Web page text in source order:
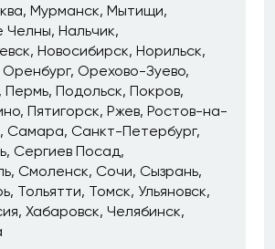
Мурманск Мытищи
Челны Нальчик
Новосибирск Норильск
Оренбург Орехово-Зуево
Пермь Подольск Покров
Пятигорск Ржев Ростов-на-
Самара Санкт-Петербург
Сергиев Посад
Смоленск Сочи Сызрань
Тольятти Томск Ульяновск
Хабаровск Челябинск